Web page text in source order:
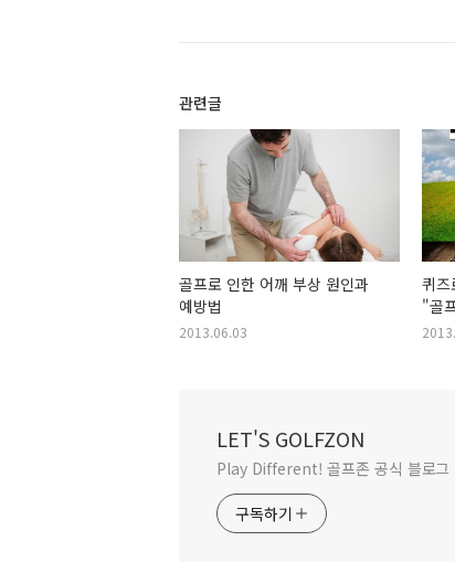
관련글
골프로 인한 어깨 부상 원인과
예방법
2013.06.03
퀴즈
"골
LET'S GOLFZON
Play Different! 골프존 공식 블로그
구독하기